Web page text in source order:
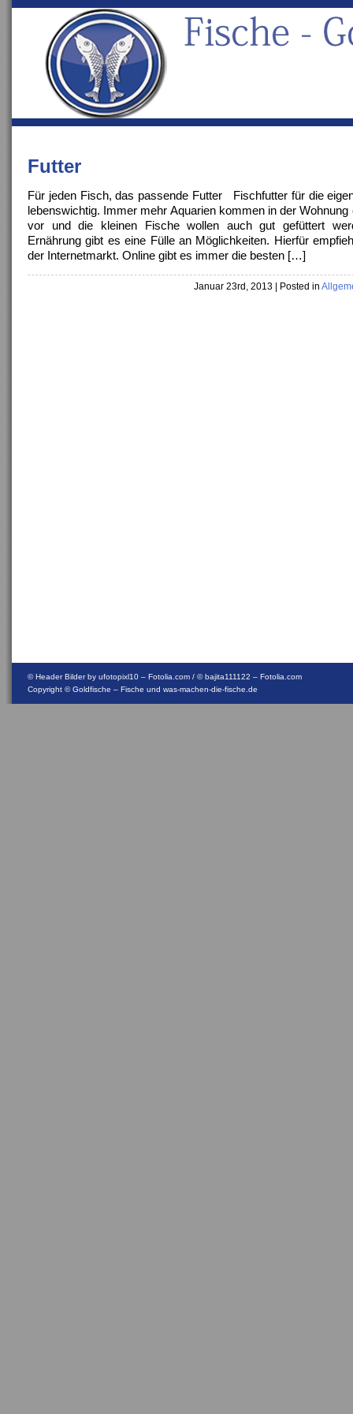
Futter
Für jeden Fisch, das passende Futter Fischfutter für die
lebenswichtig. Immer mehr Aquarien kommen in der
vor und die kleinen Fische wollen auch gut gefüttert
Ernährung gibt es eine Fülle an Möglichkeiten. Hierfür
der Internetmarkt. Online gibt es immer die besten […]
Januar 23rd, 2013 | Posted in
© Header Bilder by ufotopixl10 – Fotolia.com / © bajita111122 – Fotolia.com
Copyright ©Goldfische – Fische und was-machen-die-fische.de